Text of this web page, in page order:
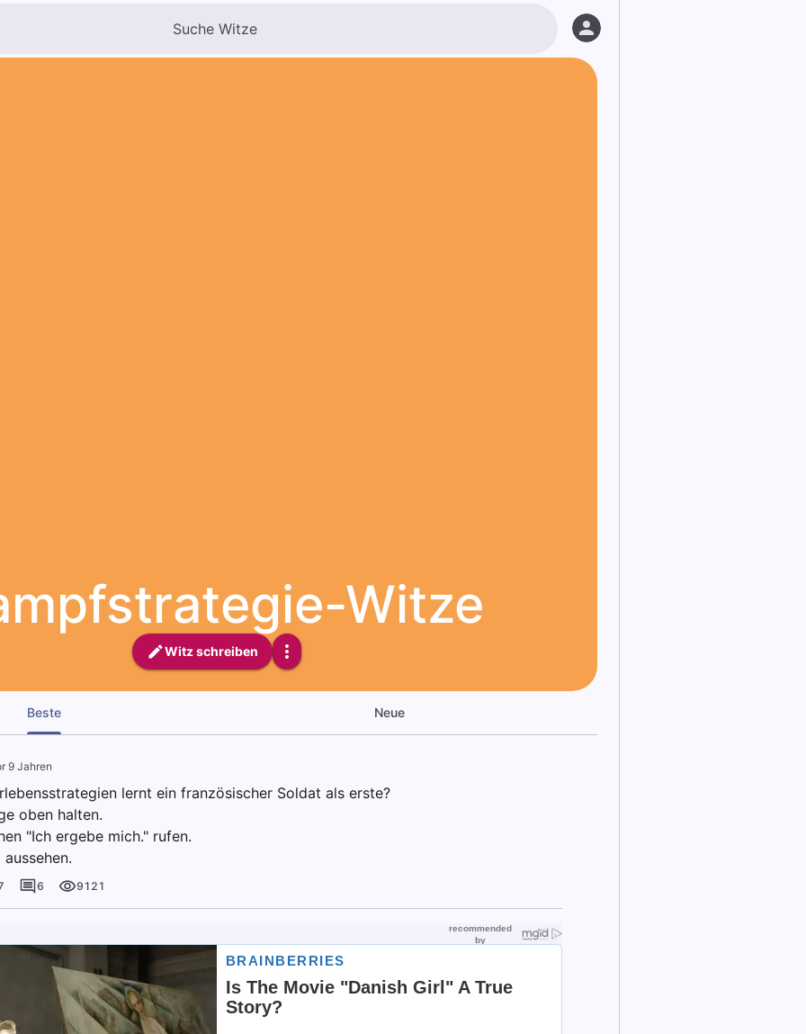
Witze
Witz schreiben
Beste Neue
9 Jahren
lernt ein französischer Soldat als erste?
oben halten.
"Ich ergebe mich." rufen.
6 9121